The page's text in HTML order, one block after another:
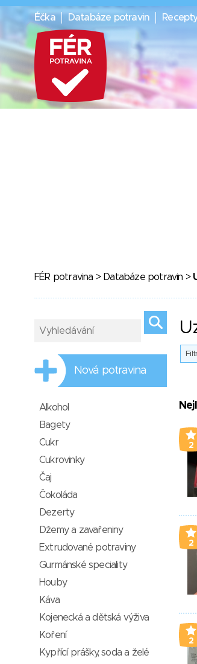
Éčka Databáze potravin
FÉR potravina > Databáze potravin >
2
2
2
Nová potravina
Alkohol
Bagety
Cukr
Cukrovinky
Čaj
Čokoláda
Dezerty
Džemy a zavařeniny
Extrudované potraviny
Gurmánské speciality
Houby
Káva
Kojenecká a dětská výživa
Koření
Kypřící prášky, soda a želé